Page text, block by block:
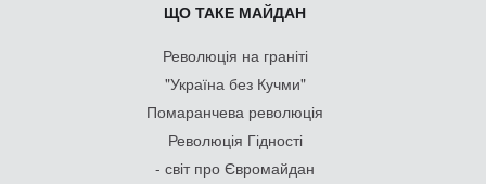
ЩО ТАКЕ МАЙДАН
Революція на граніті
"Україна без Кучми"
Помаранчева революція
Революція Гідності
- світ про Євромайдан